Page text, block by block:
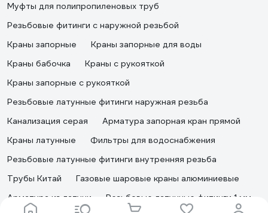
Муфты для полипропиленовых труб
Резьбовые фитинги с наружной резьбой
Краны запорные
Краны запорные для воды
Краны бабочка
Краны с рукояткой
Краны запорные с рукояткой
Резьбовые латунные фитинги наружная резьба
Канализация серая
Арматура запорная кран прямой
Краны латунные
Фильтры для водоснабжения
Резьбовые латунные фитинги внутренняя резьба
Трубы Китай
Газовые шаровые краны алюминиевые
Арматура из латуни
Резьбовые латунные фитинги 1 мм